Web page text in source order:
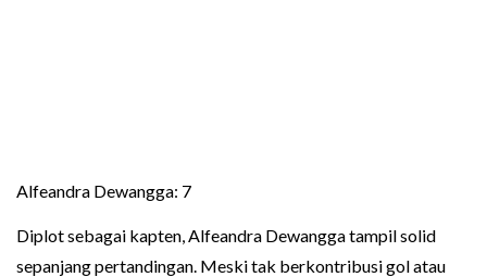
Alfeandra Dewangga: 7
Diplot sebagai kapten, Alfeandra Dewangga tampil solid
sepanjang pertandingan. Meski tak berkontribusi gol atau